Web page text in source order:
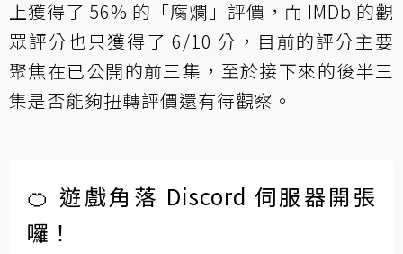
上獲得了 56% 的「腐爛」評價，而 IMDb 的觀
眾評分也只獲得了 6/10 分，目前的評分主要
聚焦在已公開的前三集，至於接下來的後半三
集是否能夠扭轉評價還有待觀察。
🍊 遊戲角落 Discord 伺服器開張
囉！